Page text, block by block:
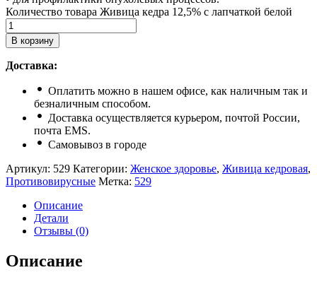
Количество товара Живица кедра 12,5% с лапчаткой белой
В корзину
Доставка:
Оплатить можно в нашем офисе, как наличным так и
безналичным способом.
Доставка осуществляется курьером, почтой России,
почта ЕМS.
Самовывоз в городе
Артикул: 529 Категории: Женское здоровье, Живица кедровая,
Противовирусные Метка: 529
Описание
Детали
Отзывы (0)
Описание